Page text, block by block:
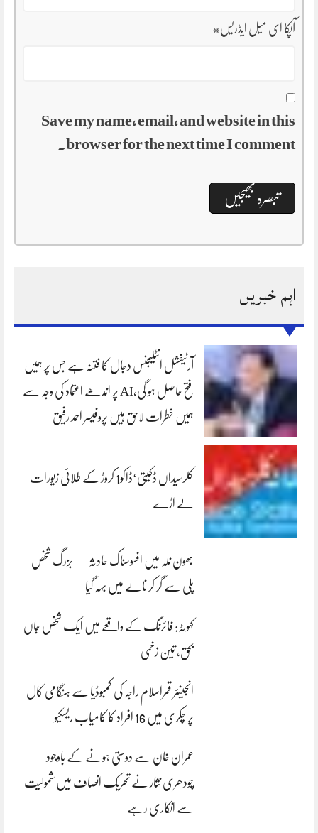
آپکا ای میل ایڈریس*
Save my name, email, and website in this
browser for the next time I comment.
اہم خبریں
آرٹیفشل انٹلیجنس دجال کا فتنہ ہے جس پر ہمیں
فتح حاصل ہو گی،AI پر اندھے اعتماد کی وجہ سے
ہمیں خطرات لاحق ہیں پروفیسر احمد رفیق
کلرسیداں ڈکیتی‘ڈاکو1 کروڑ کے طلائی زیورات
لے اڑے
بھون نلہ میں افسوسناک حادثہ — بزرگ شخص
پلی سے گر کر نالے میں بہہ گیا
کہوٹہ: فائرنگ کے واقعے میں ایک شخص جاں
بحق، تین زخمی
انجینئر قمراسلام راجہ کی کمبوڈیا سے ہنگامی کال
پر چکری میں 16 افراد کا کامیاب ریسکیو
عمران خان سے دوستی ہونے کے باوجود
چودھری نثار نے تحریک انصاف میں شمولیت
سے انکاری رہے